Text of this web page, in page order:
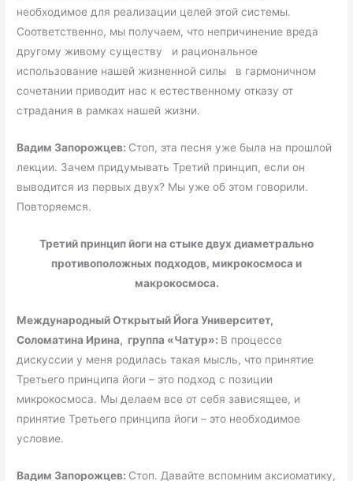
необходимое для реализации целей этой системы.
Соответственно, мы получаем, что непричинение вреда
другому живому существу и рациональное
использование нашей жизненной силы в гармоничном
сочетании приводит нас к естественному отказу от
страдания в рамках нашей жизни.
Вадим Запорожцев: Стоп, эта песня уже была на прошлой
лекции. Зачем придумывать Третий принцип, если он
выводится из первых двух? Мы уже об этом говорили.
Повторяемся.
Третий принцип йоги на стыке двух диаметрально
противоположных подходов, микрокосмоса и
макрокосмоса.
Международный Открытый Йога Университет,
Соломатина Ирина, группа «Чатур»: В процессе
дискуссии у меня родилась такая мысль, что принятие
Третьего принципа йоги – это подход с позиции
микрокосмоса. Мы делаем все от себя зависящее, и
принятие Третьего принципа йоги – это необходимое
условие.
Вадим Запорожцев: Стоп. Давайте вспомним аксиоматику,